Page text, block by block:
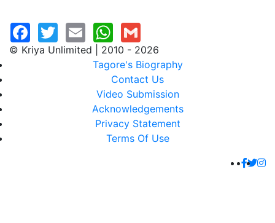
© Kriya Unlimited | 2010 - 2026
Tagore's Biography
Contact Us
Video Submission
Acknowledgements
Privacy Statement
Terms Of Use